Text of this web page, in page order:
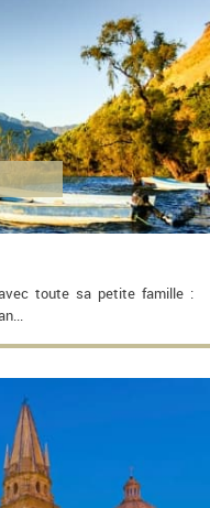
toute sa petite famille :